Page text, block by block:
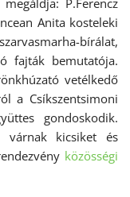
P.Ferencz
Anita kosteleki
bírálat,
fajták bemutatója.
vetélkedő
a Csíkszentsimoni
gondoskodik.
várnak kicsiket és
közösségi